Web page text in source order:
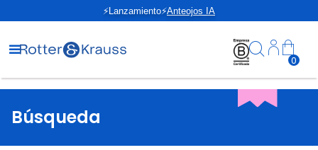
⚡Lanzamiento⚡Anteojos IA
0
Búsqueda